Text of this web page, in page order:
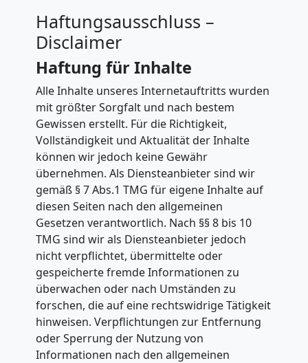
Haftungsausschluss –
Disclaimer
Haftung für Inhalte
Alle Inhalte unseres Internetauftritts wurden
mit größter Sorgfalt und nach bestem
Gewissen erstellt. Für die Richtigkeit,
Vollständigkeit und Aktualität der Inhalte
können wir jedoch keine Gewähr
übernehmen. Als Diensteanbieter sind wir
gemäß § 7 Abs.1 TMG für eigene Inhalte auf
diesen Seiten nach den allgemeinen
Gesetzen verantwortlich. Nach §§ 8 bis 10
TMG sind wir als Diensteanbieter jedoch
nicht verpflichtet, übermittelte oder
gespeicherte fremde Informationen zu
überwachen oder nach Umständen zu
forschen, die auf eine rechtswidrige Tätigkeit
hinweisen. Verpflichtungen zur Entfernung
oder Sperrung der Nutzung von
Informationen nach den allgemeinen
Umzugshelfer
Dornbirn
Möbeltaxi
Dornbirn
Kleintransport
Dornbirn